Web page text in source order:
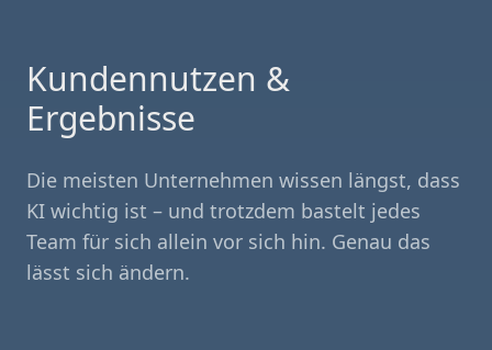
Kundennutzen &
Ergebnisse
Die meisten Unternehmen wissen längst, dass
KI wichtig ist – und trotzdem bastelt jedes
Team für sich allein vor sich hin. Genau das
lässt sich ändern.